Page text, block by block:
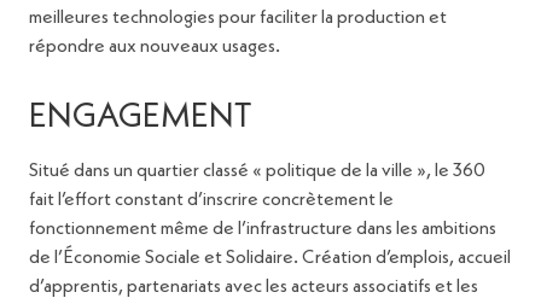
meilleures technologies pour faciliter la production et
répondre aux nouveaux usages.
ENGAGEMENT
Situé dans un quartier classé « politique de la ville », le 360
fait l’effort constant d’inscrire concrètement le
fonctionnement même de l’infrastructure dans les ambitions
de l’Économie Sociale et Solidaire. Création d’emplois, accueil
d’apprentis, partenariats avec les acteurs associatifs et les